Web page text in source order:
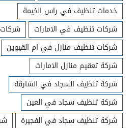
خدمات تنظيف في راس الخيمة
شركات تنظيف في الامارات
شركات تنظيف منازل في ام القيوين
شركة تعقيم منازل الامارات
شركة تنظيف السجاد في الشارقة
شركة تنظيف سجاد في العين
شركة تنظيف سجاد في الفجيرة